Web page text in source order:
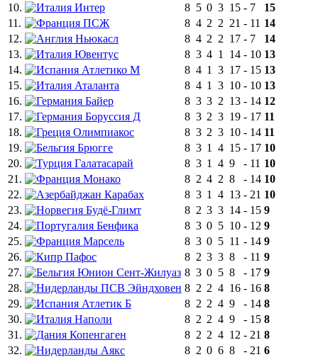
10.
Интер 8 5 0 3 15 - 7
15
11.
ПСЖ 8 4 2 2 21 - 11 14
12.
Ньюкасл 8 4 2 2 17 - 7
14
13.
Ювентус 8 3 4 1 14 - 10 13
14.
Атлетико М 8 4 1 3 17 - 15 13
15.
Аталанта 8 4 1 3 10 - 10 13
16.
Байер 8 3 3 2 13 - 14 12
17.
Боруссия Д 8 3 2 3 19 - 17 11
18.
Олимпиакос 8 3 2 3 10 - 14 11
19.
Брюгге 8 3 1 4 15 - 17 10
20.
Галатасарай 8 3 1 4 9 - 11 10
21.
Монако 8 2 4 2 8 - 14 10
22.
Карабах 8 3 1 4 13 - 21 10
23.
Будё-Глимт 8 2 3 3 14 - 15 9
24.
Бенфика 8 3 0 5 10 - 12 9
25.
Марсель 8 3 0 5 11 - 14 9
26.
Пафос 8 2 3 3 8 - 11 9
27.
Юнион Сент-Жилуаз 8 3 0 5 8 - 17 9
28.
ПСВ Эйндховен 8 2 2 4 16 - 16 8
29.
Атлетик Б 8 2 2 4 9 - 14 8
30.
Наполи 8 2 2 4 9 - 15 8
31.
Копенгаген 8 2 2 4 12 - 21 8
32.
Аякс 8 2 0 6 8 - 21 6